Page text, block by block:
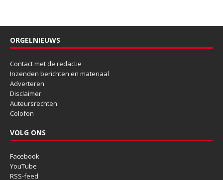
ORGELNIEUWS
Contact met de redactie
Inzenden berichten en materiaal
Adverteren
Disclaimer
Auteursrechten
Colofon
VOLG ONS
Facebook
YouTube
RSS-feed